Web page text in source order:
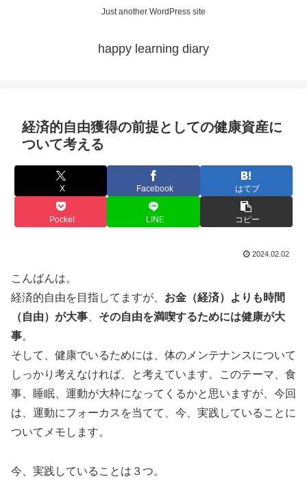
Just another WordPress site
happy learning diary
経済的自由獲得の前提としての健康資産に
ついて考える
X Facebook はてブ
Pocket LINE コピー
2024.02.02
こんばんは。
経済的自由を目指してますが、 お金（経済）よりも時間
（自由）が大事
その自由を満喫するためには健康が大
事。
そして、健康でいるためには、体のメンテナンスについて
しっかり考えなければ、と考えています。このテーマ、食
事、睡眠、運動が大枠になってくるかと思いますが、今回
は、運動にフォーカスを当てて、今、実践していることに
ついてメモします。
今、実践していることは３つ。